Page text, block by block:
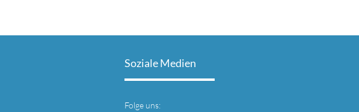
Soziale Medien
Folge uns: